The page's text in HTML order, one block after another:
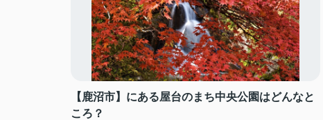
【鹿沼市】にある屋台のまち中央公園はどんなと
ころ？